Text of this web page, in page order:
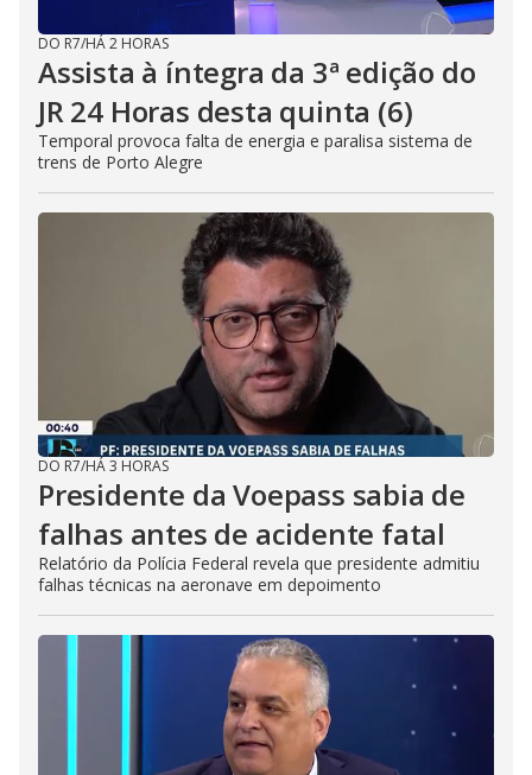
DO R7/HÁ 2 HORAS
Assista à íntegra da 3ª edição do
JR 24 Horas desta quinta (6)
Temporal provoca falta de energia e paralisa sistema de
trens de Porto Alegre
DO R7/HÁ 3 HORAS
Presidente da Voepass sabia de
falhas antes de acidente fatal
Relatório da Polícia Federal revela que presidente admitiu
falhas técnicas na aeronave em depoimento